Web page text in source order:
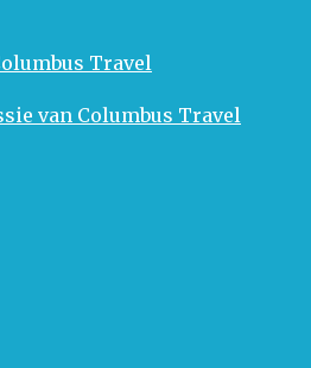
Travel
van Columbus Travel